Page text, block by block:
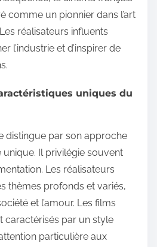
comme un pionnier dans l’art
réalisateurs influents
l’industrie et d’inspirer de
uniques du
distingue par son approche
Il privilégie souvent
Les réalisateurs
thèmes profonds et variés,
et l’amour. Les films
caractérisés par un style
particulière aux